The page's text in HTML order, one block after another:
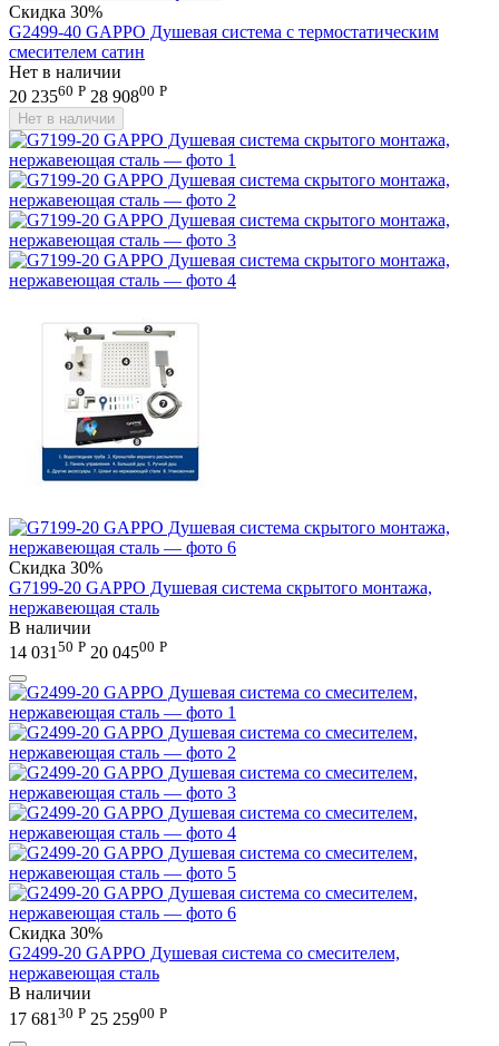
Скидка 30%
G2499-40 GAPPO Душевая система с термостатическим
смесителем сатин
Нет в наличии
20 23560 Р 28 90800 Р
Нет в наличии
Скидка 30%
G7199-20 GAPPO Душевая система скрытого монтажа,
нержавеющая сталь
В наличии
14 03150 Р 20 04500 Р
Скидка 30%
G2499-20 GAPPO Душевая система со смесителем,
нержавеющая сталь
В наличии
17 681 30 Р 25 25900 Р